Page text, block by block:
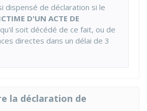
dispensé de déclaration si le
D'UN ACTE DE
soit décédé de ce fait, ou de
directes dans un délai de 3
la déclaration de